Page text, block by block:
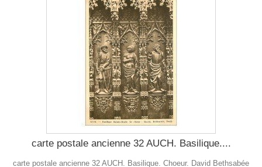
carte postale ancienne 32 AUCH. Basilique....
carte postale ancienne 32 AUCH. Basilique. Choeur. David Bethsabée